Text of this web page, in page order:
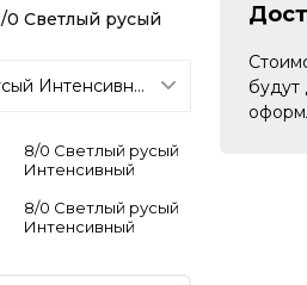
0 Светлый русый
8/0 Светлый русый
Интенсивный
8/0 Светлый русый
Интенсивный
будут